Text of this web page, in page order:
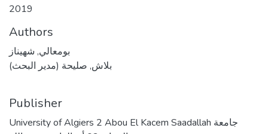
2019
Authors
بومعالي, شهيناز
بلاش, صليحة (مدير البحث)
Publisher
University of Algiers 2 Abou El Kacem Saadallah جامعة